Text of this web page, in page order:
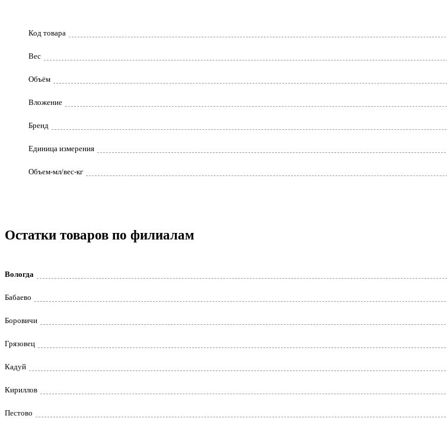
Код товара
Вес
Объём
Вложение
Бренд
Единица измерения
Объем-мл/вес-кг
Остатки товаров по филиалам
Вологда
Бабаево
Боровичи
Грязовец
Кадуй
Кириллов
Пестово